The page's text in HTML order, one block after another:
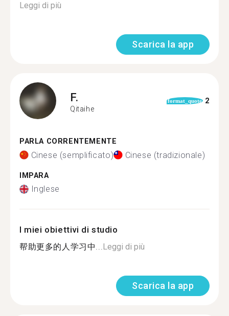
Leggi di più
Scarica la app
F.
Qitaihe
format_quote 2
PARLA CORRENTEMENTE
Cinese (semplificato) Cinese (tradizionale)
IMPARA
Inglese
I miei obiettivi di studio
帮助更多的人学习中...Leggi di più
Scarica la app